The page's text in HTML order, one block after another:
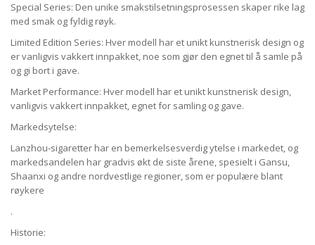
Special Series: Den unike smakstilsetningsprosessen skaper rike lag
med smak og fyldig røyk.
Limited Edition Series: Hver modell har et unikt kunstnerisk design og
er vanligvis vakkert innpakket, noe som gjør den egnet til å samle på
og gi bort i gave.
Market Performance: Hver modell har et unikt kunstnerisk design,
vanligvis vakkert innpakket, egnet for samling og gave.
Markedsytelse:
Lanzhou-sigaretter har en bemerkelsesverdig ytelse i markedet, og
markedsandelen har gradvis økt de siste årene, spesielt i Gansu,
Shaanxi og andre nordvestlige regioner, som er populære blant
røykere
.
Historie: